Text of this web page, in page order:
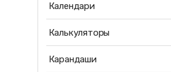
Календари
Калькуляторы
Карандаши